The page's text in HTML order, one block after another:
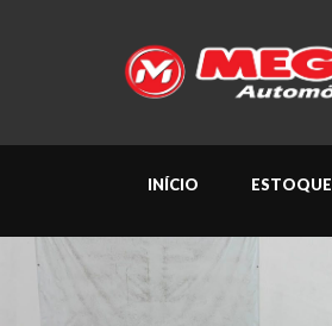
INÍCIO ESTOQUE